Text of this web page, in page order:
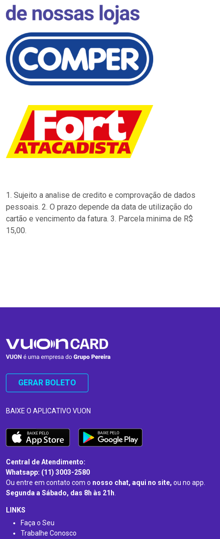
1. Sujeito a analise de credito e comprovação de dados
pessoais. 2. O prazo depende da data de utilização do
cartão e vencimento da fatura. 3. Parcela minima de R$
15,00.
GERAR BOLETO
BAIXE O APLICATIVO VUON
Central de Atendimento:
Whatsapp: (11) 3003-2580
Ou entre em contato com o nosso chat, aqui no site, ou no app.
Segunda a Sábado, das 8h às 21h.
LINKS
Faça o Seu
Trabalhe Conosco